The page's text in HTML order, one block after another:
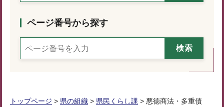
ページ番号から探す
トップページ > 県の組織 > 県民くらし課 > 悪徳商法・多重債